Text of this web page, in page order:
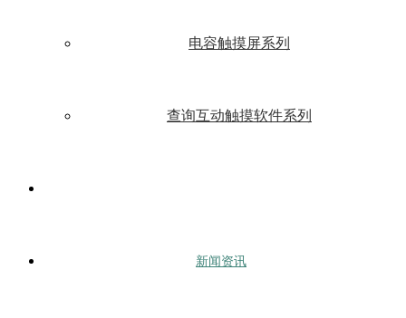
电容触摸屏系列
查询互动触摸软件系列
新闻资讯